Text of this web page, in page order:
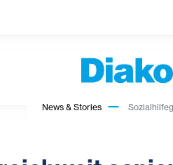
News & Stories